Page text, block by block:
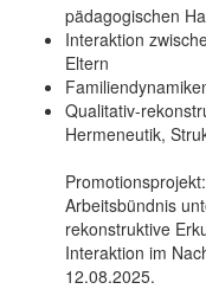
pädagogischen
Interaktion
Eltern
Qualitativ-
Hermeneutik,
Arbeitsbündnis
rekonstruktive
Interaktion im
12.08.2025.